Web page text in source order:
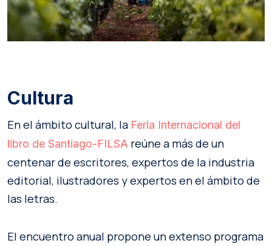
Cultura
En el ámbito cultural, la Feria Internacional del
libro de Santiago-FILSA reúne a más de un
centenar de escritores, expertos de la industria
editorial, ilustradores y expertos en el ámbito de
las letras.
El encuentro anual propone un extenso programa